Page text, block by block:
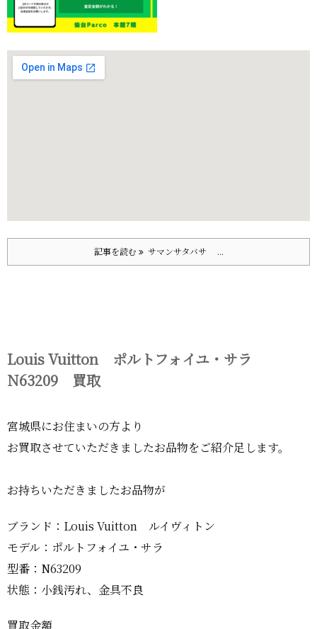
記事を読む サマンサタバサ ...
Louis Vuitton ポルトフォイユ・サラ
N63209 買取
宮城県にお住まいの方より
お買取させていただきましたお品物をご紹介足します。
お持ちいただきましたお品物が
ブランド：Louis Vuitton ルイヴィトン
モデル：ポルトフォイユ・サラ
型番：N63209
状態：小銭汚れ、金具不良
買取金額